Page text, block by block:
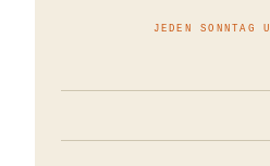
JEDEN SONNTAG